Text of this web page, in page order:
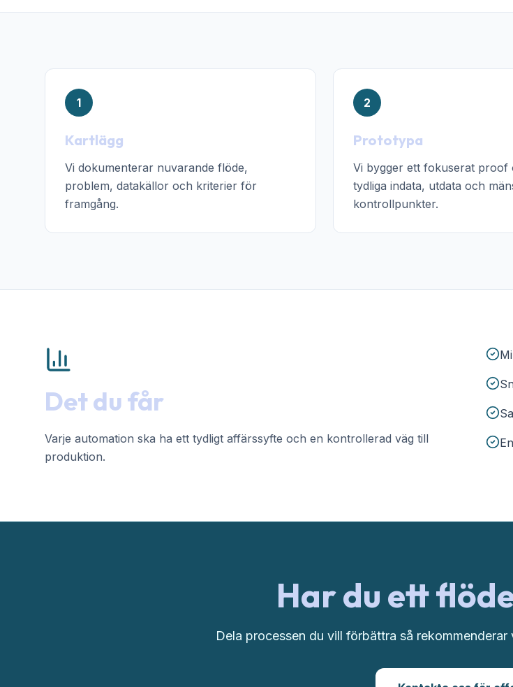
1
Kartlägg
Vi dokumenterar nuvarande flöde,
problem, datakällor och kriterier för
framgång.
2
Prototypa
Vi bygger ett fokuserat proof
tydliga indata, utdata och
kontrollpunkter.
Det du får
Varje automation ska ha ett tydligt affärssyfte och en kontrollerad väg till
produktion.
Har du ett
Dela processen du vill förbättra så